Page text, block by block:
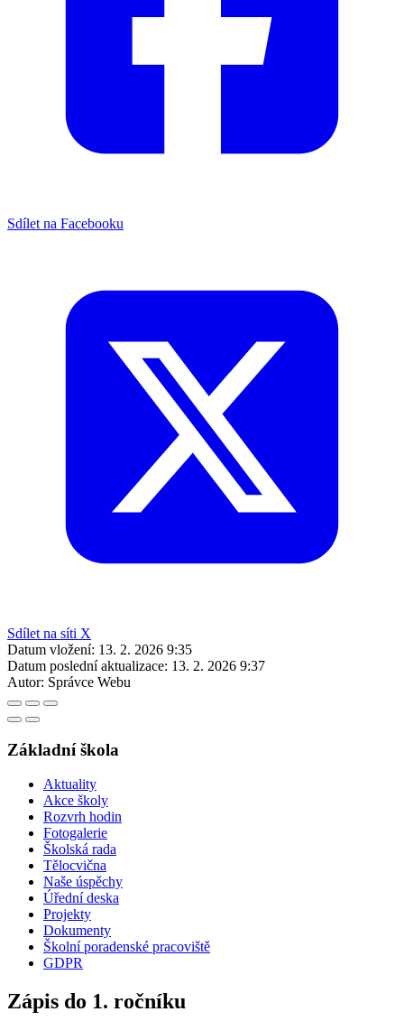
Sdílet na Facebooku
Sdílet na síti X
Datum vložení: 13. 2. 2026 9:35
Datum poslední aktualizace: 13. 2. 2026 9:37
Autor: Správce Webu
Základní škola
Aktuality
Akce školy
Rozvrh hodin
Fotogalerie
Školská rada
Tělocvična
Naše úspěchy
Úřední deska
Projekty
Dokumenty
Školní poradenské pracoviště
GDPR
Zápis do 1. ročníku